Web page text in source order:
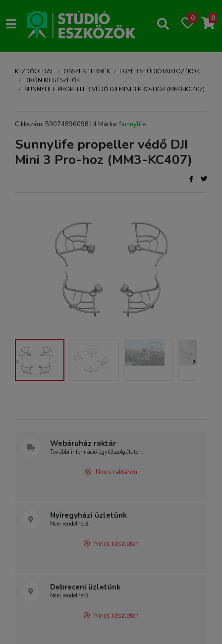
0 0
KEZDŐOLDAL ÖSSZES TERMÉK
EGYÉB STÚDIÓTARTOZÉKOK
DRÓN KIEGÉSZÍTŐK
SUNNYLIFE PROPELLER VÉDŐ DJI MINI 3 PRO-HOZ (MM3-KC407)
Cikkszám: 5907489609814 Márka: Sunnylife
Sunnylife propeller védő DJI
Mini 3 Pro-hoz (MM3-KC407)
Webáruház raktár
További információ ügyfélszolgálaton.
Nincs raktáron
Nyíregyházi üzletünk
Nem rendelhető.
Nincs készleten
Debreceni üzletünk
Nem rendelhető.
Nincs készleten